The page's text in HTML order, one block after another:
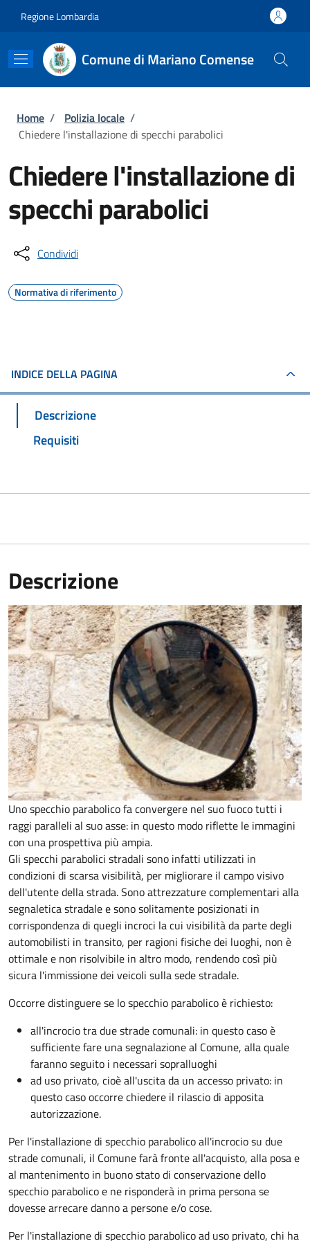
Regione Lombardia
Comune di Mariano Comense
Briciole di pane
Home / Polizia locale /
Chiedere l'installazione di specchi parabolici
Chiedere l'installazione di
specchi parabolici
Condividi
Normativa di riferimento
INDICE DELLA PAGINA
Descrizione
Requisiti
Descrizione
Uno specchio parabolico fa convergere nel suo fuoco tutti i
raggi paralleli al suo asse: in questo modo riflette le immagini
con una prospettiva più ampia.
Gli specchi parabolici stradali sono infatti utilizzati in
condizioni di scarsa visibilità, per migliorare il campo visivo
dell'utente della strada. Sono attrezzature complementari alla
segnaletica stradale e sono solitamente posizionati in
corrispondenza di quegli incroci la cui visibilità da parte degli
automobilisti in transito, per ragioni fisiche dei luoghi, non è
ottimale e non risolvibile in altro modo, rendendo così più
sicura l'immissione dei veicoli sulla sede stradale.
Occorre distinguere se lo specchio parabolico è richiesto:
all'incrocio tra due strade comunali: in questo caso è
sufficiente fare una segnalazione al Comune, alla quale
faranno seguito i necessari sopralluoghi
ad uso privato, cioè all'uscita da un accesso privato: in
questo casooccorre chiedere il rilascio di apposita
autorizzazione.
Per l'installazione di specchio parabolico all'incrocio su due
strade comunali, il Comune farà fronte all'acquisto, alla posa e
al mantenimento in buono stato di conservazione dello
specchio parabolico e ne risponderà in prima persona se
dovesse arrecare danno a persone e/o cose.
Per l'installazione di specchio parabolico ad uso privato, chi ha